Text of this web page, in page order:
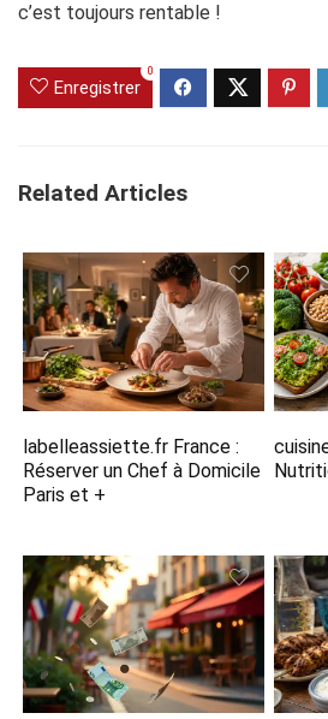
c’est toujours rentable !
Enregistrer
0
Related Articles
labelleassiette.fr France :
Réserver un Chef à Domicile
Paris et +